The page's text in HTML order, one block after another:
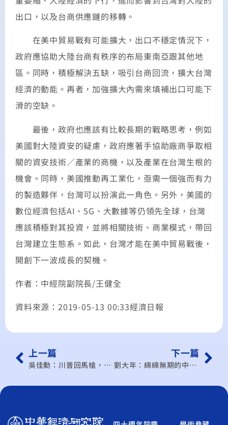
出口，以及台商供應鏈的移轉。
在美中貿易戰有可能擴大，出口不穩定情況下，
政府應協助大陸台商有秩序的布局東南亞跟其他地
區。同時，積極解決五缺，吸引台商回流，擴大台灣
經濟的動能。再者，加強擴大內需來填補出口可能下
滑的空缺。
最後，政府也應該有比較長期的戰略思考，例如
美國對大陸資安的疑慮，政府應著手協助廠商爭取相
關的資安技術／產業的商機，以及產業在台灣生根的
機會。同時，美國推動再工業化，亟需一個強而有力
的製造夥伴，台灣可以扮演此一角色。另外，美國的
數位經濟包括AI、5G、大數據等仍領先全球，台灣
應該積極對其投資，並將相關技術、商業模式，帶回
台灣建立生態系。如此，台灣才能在美中貿易戰後，
開創下一波成長的契機。
作者：中經院副院長/王健全
資料來源：2019-05-13 00:33經濟日報
上一篇
吳佳勳：川普回馬槍，全球蒙陰影
下一篇
劉大年：綿綿無期的中美貿易戰